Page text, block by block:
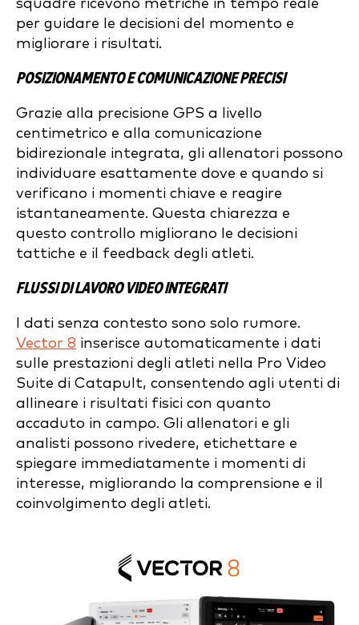
squadre ricevono metriche in tempo reale
per guidare le decisioni del momento e
migliorare i risultati.
POSIZIONAMENTO E COMUNICAZIONE PRECISI
Grazie alla precisione GPS a livello
centimetrico e alla comunicazione
bidirezionale integrata, gli allenatori possono
individuare esattamente dove e quando si
verificano i momenti chiave e reagire
istantaneamente. Questa chiarezza e
questo controllo migliorano le decisioni
tattiche e il feedback degli atleti.
FLUSSI DI LAVORO VIDEO INTEGRATI
I dati senza contesto sono solo rumore.
Vector 8 inserisce automaticamente i dati
sulle prestazioni degli atleti nella Pro Video
Suite di Catapult, consentendo agli utenti di
allineare i risultati fisici con quanto
accaduto in campo. Gli allenatori e gli
analisti possono rivedere, etichettare e
spiegare immediatamente i momenti di
interesse, migliorando la comprensione e il
coinvolgimento degli atleti.